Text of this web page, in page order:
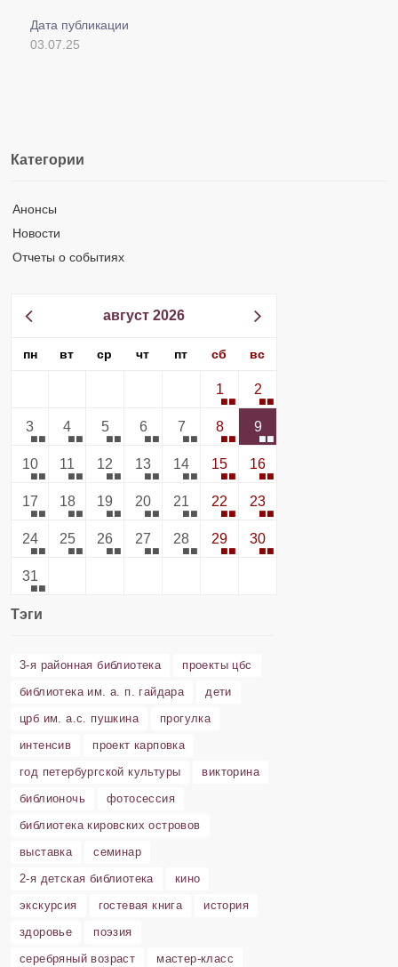
Дата публикации
03.07.25
Категории
Анонсы
Новости
Отчеты о событиях
август 2026
пн вт ср чт пт сб вс
1 2
3 4 5 6 7 8 9
10 11 12 13 14 15 16
17 18 19 20 21 22 23
24 25 26 27 28 29 30
31
Тэги
3-я районная библиотека
проекты цбс
библиотека им. а. п. гайдара
дети
црб им. а.с. пушкина
прогулка
интенсив
проект карповка
год петербургской культуры
викторина
библионочь
фотосессия
библиотека кировских островов
выставка
семинар
2-я детская библиотека
кино
экскурсия
гостевая книга
история
здоровье
поэзия
серебряный возраст
мастер-класс